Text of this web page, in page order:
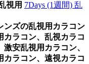
視用 7Days (1週間) 乱
ンズの乱視用カラコン
カラコン、乱視カラコ
安乱視用カラコン、
カラコン、遠視カラコ